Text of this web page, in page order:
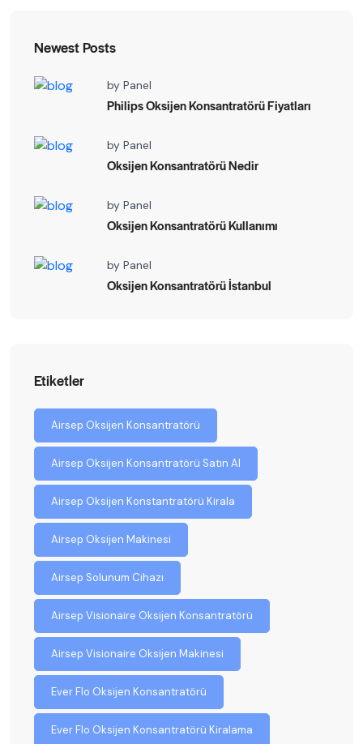
Newest Posts
by Panel
Philips Oksijen Konsantratörü Fiyatları
by Panel
Oksijen Konsantratörü Nedir
by Panel
Oksijen Konsantratörü Kullanımı
by Panel
Oksijen Konsantratörü İstanbul
Etiketler
Airsep Oksijen Konsantratörü
Airsep Oksijen Konsantratörü Satın Al
Airsep Oksijen Konstantratörü Kirala
Airsep Oksijen Makinesi
Airsep Solunum Cihazı
Airsep Visionaire Oksijen Konsantratörü
Airsep Visionaire Oksijen Makinesi
Ever Flo Oksijen Konsantratörü
Ever Flo Oksijen Konsantratörü Kiralama